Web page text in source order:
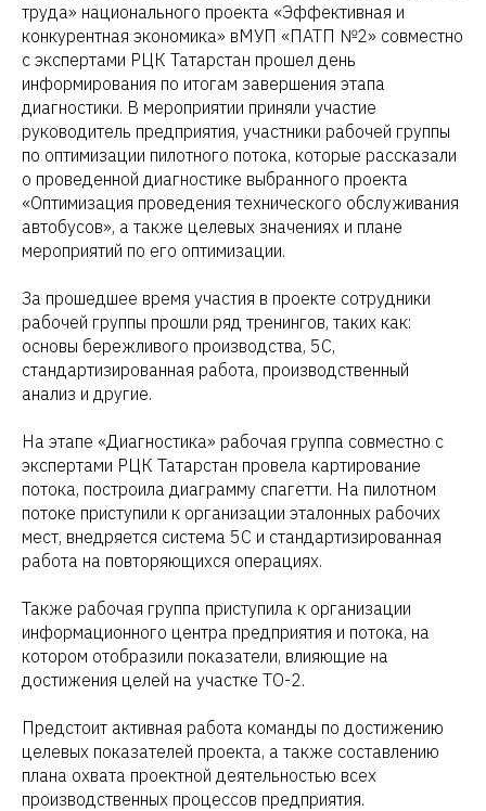
труда» национального проекта «Эффективная и
конкурентная экономика» вМУП «ПАТП №2» совместно
с экспертами РЦК Татарстан прошел день
информирования по итогам завершения этапа
диагностики. В мероприятии приняли участие
руководитель предприятия, участники рабочей группы
по оптимизации пилотного потока, которые рассказали
о проведенной диагностике выбранного проекта
«Оптимизация проведения технического обслуживания
автобусов», а также целевых значениях и плане
мероприятий по его оптимизации.
За прошедшее время участия в проекте сотрудники
рабочей группы прошли ряд тренингов, таких как:
основы бережливого производства, 5С,
стандартизированная работа, производственный
анализ и другие.
На этапе «Диагностика» рабочая группа совместно с
экспертами РЦК Татарстан провела картирование
потока, построила диаграмму спагетти. На пилотном
потоке приступили к организации эталонных рабочих
мест, внедряется система 5С и стандартизированная
работа на повторяющихся операциях.
Также рабочая группа приступила к организации
информационного центра предприятия и потока, на
котором отобразили показатели, влияющие на
достижения целей на участке ТО-2.
Предстоит активная работа команды по достижению
целевых показателей проекта, а также составлению
плана охвата проектной деятельностью всех
производственных процессов предприятия.